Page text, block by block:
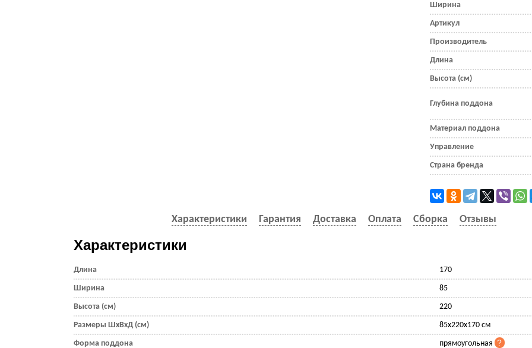
Ширина
Артикул
Производитель
Длина
Высота (см)
Глубина поддона
Материал поддона
Управление
Страна бренда
Характеристики Гарантия Доставка Оплата Сборка Отзывы
Характеристики
Длина 170
Ширина 85
Высота (см) 220
Размеры ШхВхД (см) 85x220x170 см
Форма поддона прямоугольная